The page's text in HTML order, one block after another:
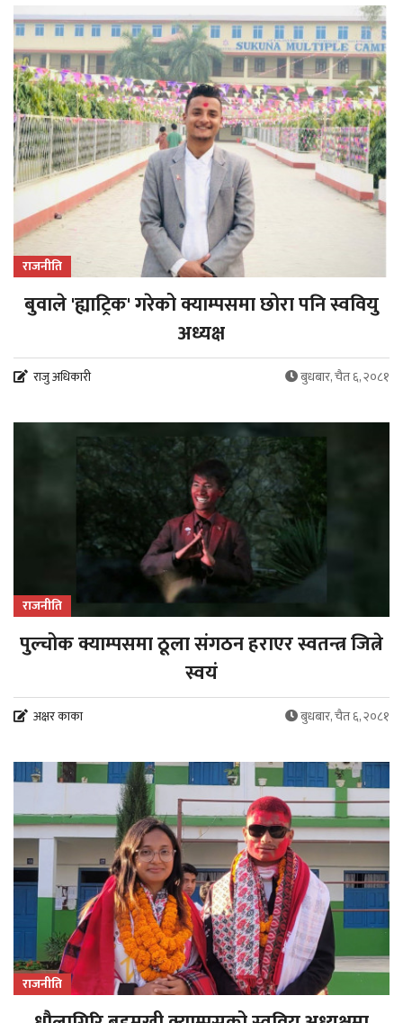
राजनीति
बुवाले 'ह्याट्रिक' गरेको क्याम्पसमा छोरा पनि स्ववियु
अध्यक्ष
राजु अधिकारी बुधबार, चैत ६, २०८१
राजनीति
पुल्चोक क्याम्पसमा ठूला संगठन हराएर स्वतन्त्र जित्ने
स्वयं
अक्षर काका बुधबार, चैत ६, २०८१
राजनीति